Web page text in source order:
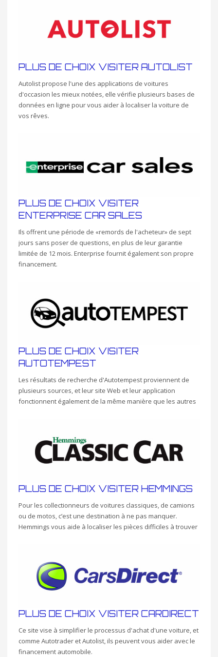
PLUS DE CHOIX VISITER AUTOLIST
Autolist propose l'une des applications de voitures
d'occasion les mieux notées, elle vérifie plusieurs bases de
données en ligne pour vous aider à localiser la voiture de
vos rêves.
PLUS DE CHOIX VISITER
ENTERPRISE CAR SALES
Ils offrent une période de «remords de l'acheteur» de sept
jours sans poser de questions, en plus de leur garantie
limitée de 12 mois. Enterprise fournit également son propre
financement.
PLUS DE CHOIX VISITER
AUTOTEMPEST
Les résultats de recherche d'Autotempest proviennent de
plusieurs sources, et leur site Web et leur application
fonctionnent également de la même manière que les autres
PLUS DE CHOIX VISITER HEMMINGS
Pour les collectionneurs de voitures classiques, de camions
ou de motos, c’est une destination à ne pas manquer.
Hemmings vous aide à localiser les pièces difficiles à trouver
PLUS DE CHOIX VISITER CARDIRECT
Ce site vise à simplifier le processus d'achat d'une voiture, et
comme Autotrader et Autolist, ils peuvent vous aider avec le
financement automobile.